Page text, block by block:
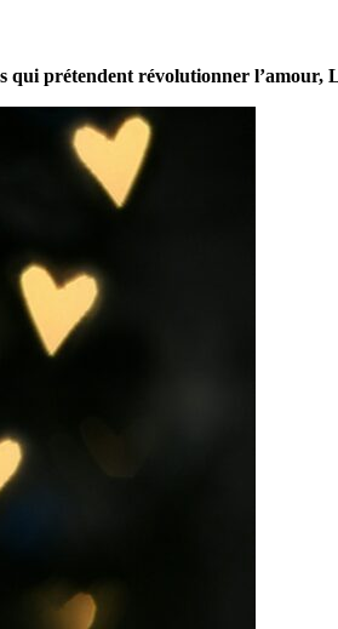
prétendent révolutionner l’amour,